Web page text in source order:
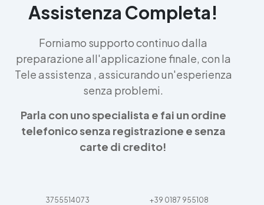
Assistenza Completa!
Forniamo supporto continuo dalla
preparazione all'applicazione finale, con la
Tele assistenza , assicurando un'esperienza
senza problemi.
Parla con uno specialista e fai un ordine
telefonico senza registrazione e senza
carte di credito!
3755514073 +39 0187 955108